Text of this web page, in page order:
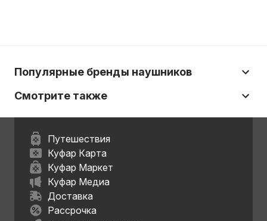
Популярные бренды наушников
Смотрите также
Путешествия
Куфар Карта
Куфар Маркет
Куфар Медиа
Доставка
Рассрочка